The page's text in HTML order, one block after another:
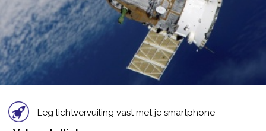
Leg lichtvervuiling vast met je smartphone